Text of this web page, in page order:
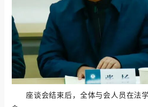
座谈会结束后，全体与会人员在法